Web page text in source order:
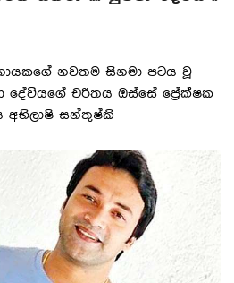
නවතම සිනමා පටය වූ
දේවියගේ චරිතය ඔස්සේ ප්‍රේක්ෂක
අභිලාෂි සන්තුෂ්කි